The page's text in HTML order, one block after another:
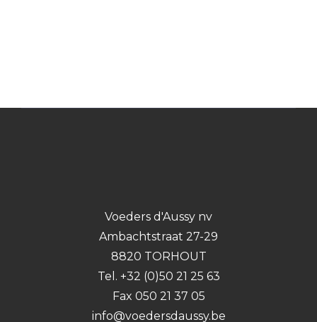
Voeders d'Aussy nv
Ambachtstraat 27-29
8820 TORHOUT
Tel. +32 (0)50 21 25 63
Fax 050 21 37 05
info@voedersdaussy.be